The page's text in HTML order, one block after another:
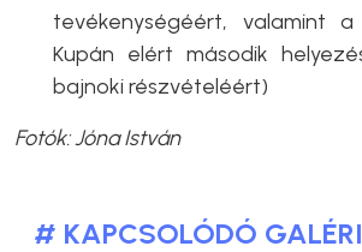
tevékenységéért, valamint
Kupán elért második
bajnoki részvételéért)
Fotók: Jóna István
# KAPCSOLÓDÓ